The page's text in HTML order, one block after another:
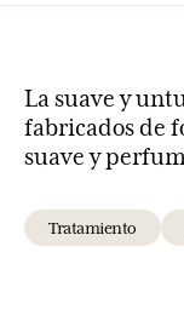
La suave y
fabricados de
suave y
Tratamiento